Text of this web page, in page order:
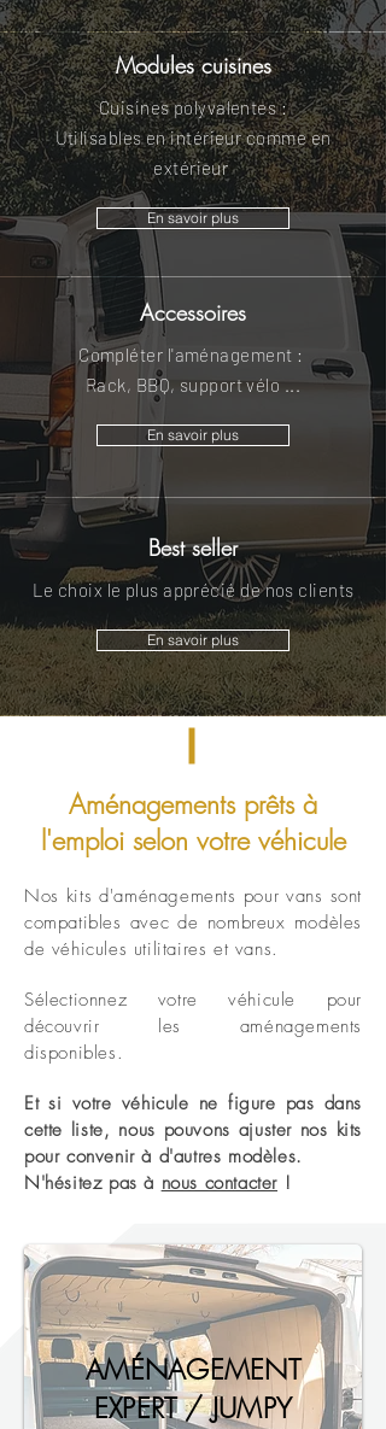
Modules cuisines
Cuisines polyvalentes :
Utilisables en intérieur comme en
extérieur
En savoir plus
Accessoires
Compléter l'aménagement :
Rack, BBQ, support vélo ...
En savoir plus
Best seller
Le choix le plus apprécié de nos clients
En savoir plus
Aménagements prêts à
l'emploi selon votre véhicule
Nos kits d'aménagements pour vans sont
compatibles avec de nombreux modèles
de véhicules utilitaires et vans.
Sélectionnez votre véhicule pour
découvrir les aménagements
disponibles.
Et si votre véhicule ne figure pas dans
cette liste, nous pouvons ajuster nos kits
pour convenir à d'autres modèles.
N'hésitez pas à nous contacter !
AMÉNAGEMENT
EXPERT / JUMPY